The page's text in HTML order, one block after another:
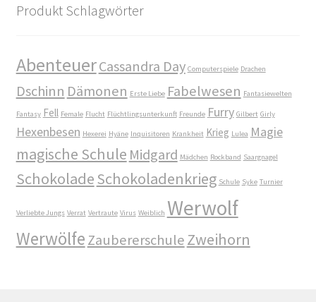
Die Dunkelmagierchroniken Bd. 3
Die Silberwölfe
Drachen Diebe und Dämonen
Echtheit von Bewertungen
Ein Mr. Grey mit Pelz – Emma & Nikita
Einzel Romane
Produkt Schlagwörter
AbenteuerCassandra Day Computerspiele Drachen
Dschinn Dämonen Erste Liebe Fabelwesen Fantasiewelten
Fantasy Fell Female Flucht Flüchtlingsunterkunft Freunde Furry Gilbert Girly
Hexenbesen Hexerei Hyäne Inquisitoren Krankheit Krieg Lulea Magie
magische Schule Midgard Mädchen Rockband Saargnagel
SchokoladeSchokoladenkrieg Schule Syke Turnier
Verliebte Jungs Verrat Vertraute Virus Weiblich Werwolf
WerwölfeZaubererschuleZweihorn